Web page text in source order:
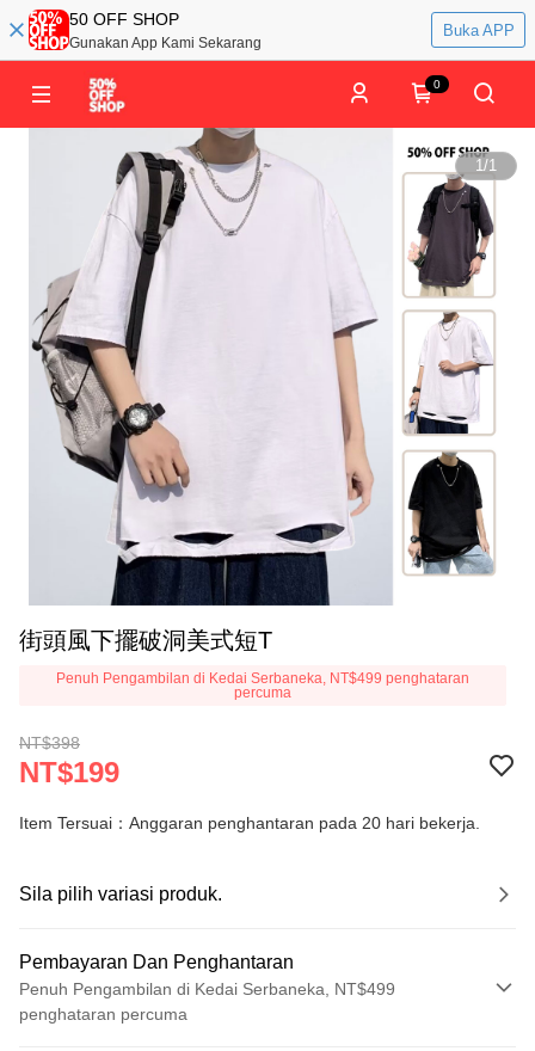
50 OFF SHOP
Gunakan App Kami Sekarang
Buka APP
0
1/1
街頭風下擺破洞美式短T
Penuh Pengambilan di Kedai Serbaneka, NT$499 penghataran
percuma
NT$398
NT$199
Item Tersuai：Anggaran penghantaran pada 20 hari bekerja.
Sila pilih variasi produk.
Pembayaran Dan Penghantaran
Penuh Pengambilan di Kedai Serbaneka, NT$499
penghataran percuma